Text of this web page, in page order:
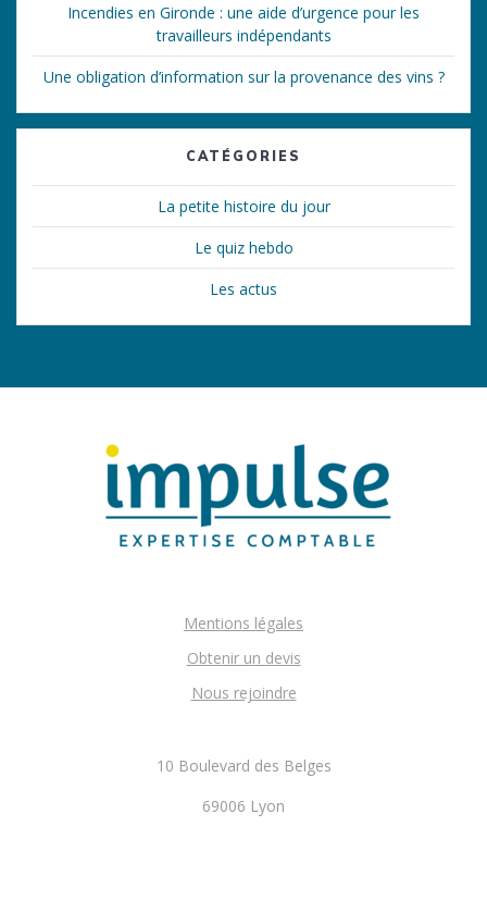
Incendies en Gironde : une aide d’urgence pour les
travailleurs indépendants
Une obligation d’information sur la provenance des vins ?
CATÉGORIES
La petite histoire du jour
Le quiz hebdo
Les actus
Mentions légales
Obtenir un devis
Nous rejoindre
10 Boulevard des Belges
69006 Lyon